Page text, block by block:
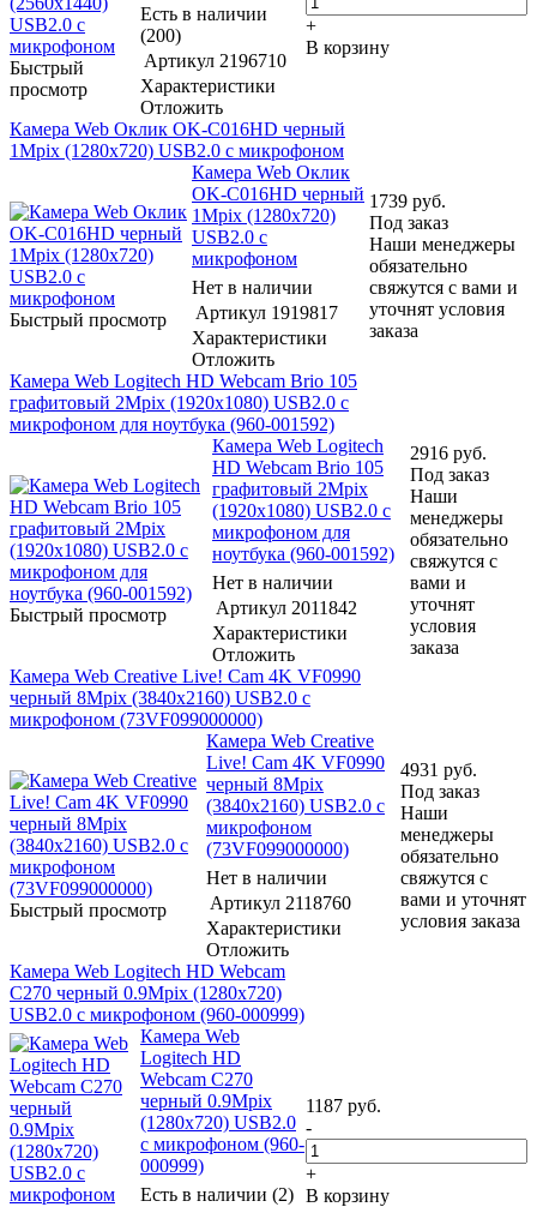
Быстрый
просмотр
Есть в наличии
(200)
Артикул 2196710
Характеристики
Отложить
+
В корзину
Камера Web Оклик OK-C016HD черный
1Mpix (1280x720) USB2.0 с микрофоном
Быстрый просмотр
Камера Web Оклик
OK-C016HD черный
1Mpix (1280x720)
USB2.0 с
микрофоном
Нет в наличии
Артикул 1919817
Характеристики
Отложить
1739 руб.
Под заказ
Наши менеджеры
обязательно
свяжутся с вами и
уточнят условия
заказа
Камера Web Logitech HD Webcam Brio 105
графитовый 2Mpix (1920x1080) USB2.0 с
микрофоном для ноутбука (960-001592)
Быстрый просмотр
Камера Web Logitech
HD Webcam Brio 105
графитовый 2Mpix
(1920x1080) USB2.0 с
микрофоном для
ноутбука (960-001592)
Нет в наличии
Артикул 2011842
Характеристики
Отложить
2916 руб.
Под заказ
Наши
менеджеры
обязательно
свяжутся с
вами и
уточнят
условия
заказа
Камера Web Creative Live! Cam 4K VF0990
черный 8Mpix (3840x2160) USB2.0 с
микрофоном (73VF099000000)
Быстрый просмотр
Камера Web Creative
Live! Cam 4K VF0990
черный 8Mpix
(3840x2160) USB2.0 с
микрофоном
(73VF099000000)
Нет в наличии
Артикул 2118760
Характеристики
Отложить
4931 руб.
Под заказ
Наши
менеджеры
обязательно
свяжутся с
вами и уточнят
условия заказа
Камера Web Logitech HD Webcam
C270 черный 0.9Mpix (1280x720)
USB2.0 с микрофоном (960-000999)
Камера Web
Logitech HD
Webcam C270
черный 0.9Mpix
(1280x720) USB2.0
с микрофоном (960-
000999)
Есть в наличии (2)
1187 руб.
-
+
В корзину